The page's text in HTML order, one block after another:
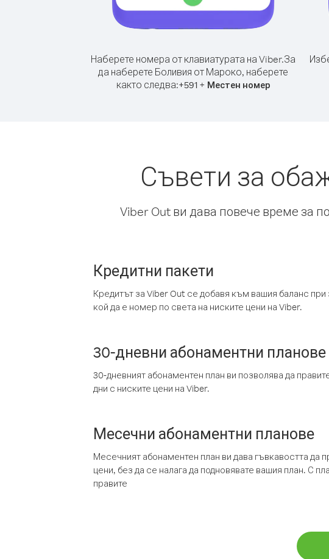
Наберете номера от клавиатурата на Viber.За
да наберете Боливия от Мароко, наберете
както следва:+591+ Местен номер
Съвети за
Viber Out ви дава повече време за
Кредитни пакети
Кредитът за Viber Out се добавя към вашия баланс
кой да е номер по света на ниските цени на Viber.
30-дневни абонаментни планове
30-дневният абонаментен план ви позволява да
дни с ниските цени на Viber.
Месечни абонаментни планове
Месечният абонаментен план ви дава гъвкавостта
цени, без да се налага да подновявате вашия план. С
правите